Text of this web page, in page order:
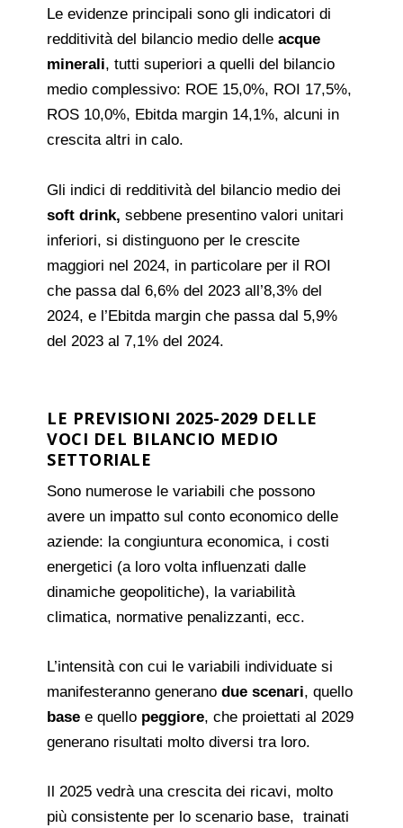
Le evidenze principali sono gli indicatori di
redditività del bilancio medio delleacque
minerali, tutti superiori a quelli del bilancio
medio complessivo: ROE 15,0%, ROI 17,5%,
ROS 10,0%, Ebitda margin 14,1%, alcuni in
crescita altri in calo.
Gli indici di redditività del bilancio medio dei
soft drink, sebbene presentino valori unitari
inferiori, si distinguono per le crescite
maggiori nel 2024, in particolare per il ROI
che passa dal 6,6% del 2023 all’8,3% del
2024, e l’Ebitda margin che passa dal 5,9%
del 2023 al 7,1% del 2024.
LE PREVISIONI 2025-2029 DELLE
VOCI DEL BILANCIO MEDIO
SETTORIALE
Sono numerose le variabili che possono
avere un impatto sul conto economico delle
aziende: la congiuntura economica, i costi
energetici (a loro volta influenzati dalle
dinamiche geopolitiche), la variabilità
climatica, normative penalizzanti, ecc.
L’intensità con cui le variabili individuate si
manifesteranno generanodue scenari, quello
base e quello peggiore, che proiettati al 2029
generano risultati molto diversi tra loro.
Il 2025 vedrà una crescita dei ricavi, molto
più consistente per lo scenario base, trainati